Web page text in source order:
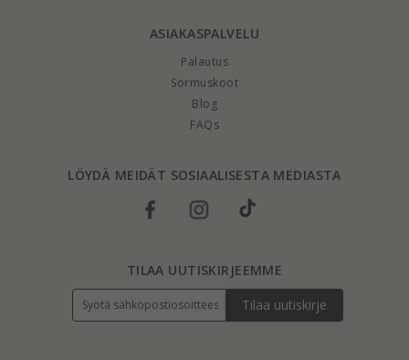
ASIAKASPALVELU
Palautus
Sormuskoot
Blog
FAQs
LÖYDÄ MEIDÄT SOSIAALISESTA MEDIASTA
TILAA UUTISKIRJEEMME
Tilaa uutiskirje